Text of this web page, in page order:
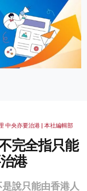
中央亦要治港 | 本社編輯部
完全指只能
港
說只能由香港人